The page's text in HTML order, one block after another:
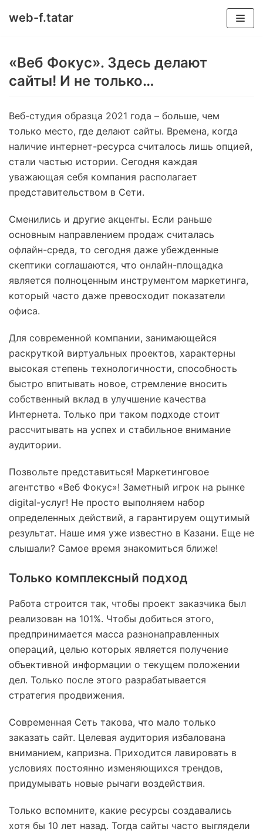
содержимому
web-f.tatar
«Веб Фокус». Здесь делают
сайты! И не только…
Веб-студия образца 2021 года – больше, чем
только место, где делают сайты. Времена, когда
наличие интернет-ресурса считалось лишь опцией,
стали частью истории. Сегодня каждая
уважающая себя компания располагает
представительством в Сети.
Сменились и другие акценты. Если раньше
основным направлением продаж считалась
офлайн-среда, то сегодня даже убежденные
скептики соглашаются, что онлайн-площадка
является полноценным инструментом маркетинга,
который часто даже превосходит показатели
офиса.
Для современной компании, занимающейся
раскруткой виртуальных проектов, характерны
высокая степень технологичности, способность
быстро впитывать новое, стремление вносить
собственный вклад в улучшение качества
Интернета. Только при таком подходе стоит
рассчитывать на успех и стабильное внимание
аудитории.
Позвольте представиться! Маркетинговое
агентство «Веб Фокус»! Заметный игрок на рынке
digital-услуг! Не просто выполняем набор
определенных действий, а гарантируем ощутимый
результат. Наше имя уже известно в Казани. Еще не
слышали? Самое время знакомиться ближе!
Только комплексный подход
Работа строится так, чтобы проект заказчика был
реализован на 101%. Чтобы добиться этого,
предпринимается масса разнонаправленных
операций, целью которых является получение
объективной информации о текущем положении
дел. Только после этого разрабатывается
стратегия продвижения.
Современная Сеть такова, что мало только
заказать сайт. Целевая аудитория избалована
вниманием, капризна. Приходится лавировать в
условиях постоянно изменяющихся трендов,
придумывать новые рычаги воздействия.
Только вспомните, какие ресурсы создавались
хотя бы 10 лет назад. Тогда сайты часто выглядели